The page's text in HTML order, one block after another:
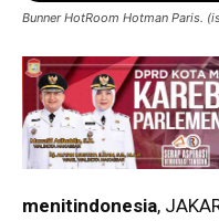
Bunner HotRoom Hotman Paris.
menitindonesia,